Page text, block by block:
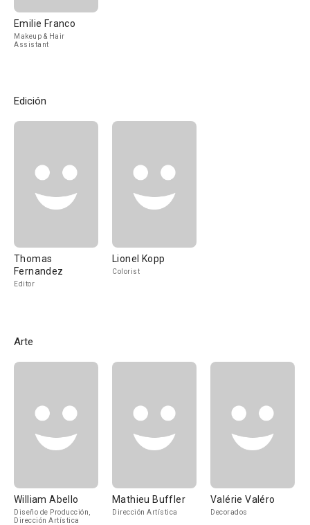
Emilie Franco
Makeup & Hair
Assistant
Edición
Thomas
Fernandez
Editor
Lionel Kopp
Colorist
Arte
William Abello
Diseño de Producción,
Dirección Artística
Mathieu Buffler
Dirección Artística
Valérie Valéro
Decorados